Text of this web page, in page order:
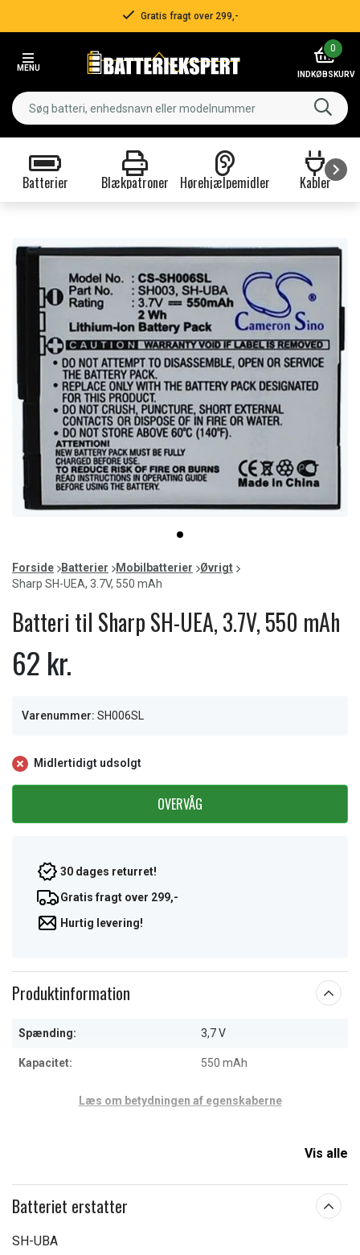
Gratis fragt over 299,-
MENU
0
INDKØBSKURV
Batterier Blækpatroner Hørehjælpemidler Kabler
item
0
of
1
Forside Batterier Mobilbatterier
Øvrigt
Sharp SH-UEA, 3.7V, 550 mAh
Batteri til Sharp SH-UEA, 3.7V, 550 mAh
62 kr.
Varenummer: SH006SL
Midlertidigt udsolgt
OVERVÅG
30 dages returret!
Gratis fragt over 299,-
Hurtig levering!
Produktinformation
Spænding: 3,7 V
Kapacitet: 550 mAh
Læs om betydningen af egenskaberne
Vis alle
Batteriet erstatter
SH-UBA